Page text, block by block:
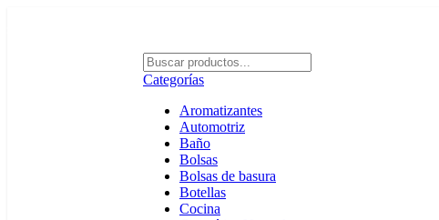
Categorías
Aromatizantes
Automotriz
Baño
Bolsas
Bolsas de basura
Botellas
Cocina